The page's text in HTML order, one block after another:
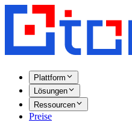
Plattform
Lösungen
Ressourcen
Preise